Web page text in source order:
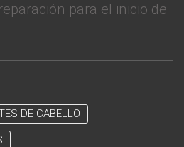
para el inicio de
DE CABELLO